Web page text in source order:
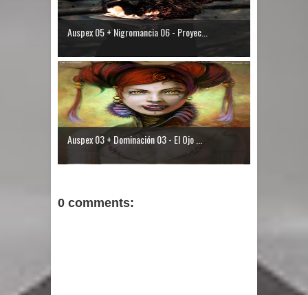
Auspex 05 + Nigromancia 06 - Proyec...
Auspex 03 + Dominación 03 - El Ojo ...
0 comments: